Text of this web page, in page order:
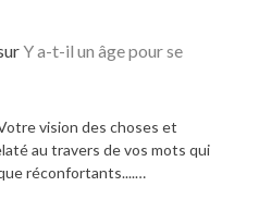
Y a-t-il un âge pour se
vision des choses et
au travers de vos mots qui
réconfortants....…